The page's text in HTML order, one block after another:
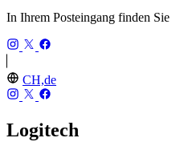
In Ihrem Posteingang finden
CH,de
Logitech